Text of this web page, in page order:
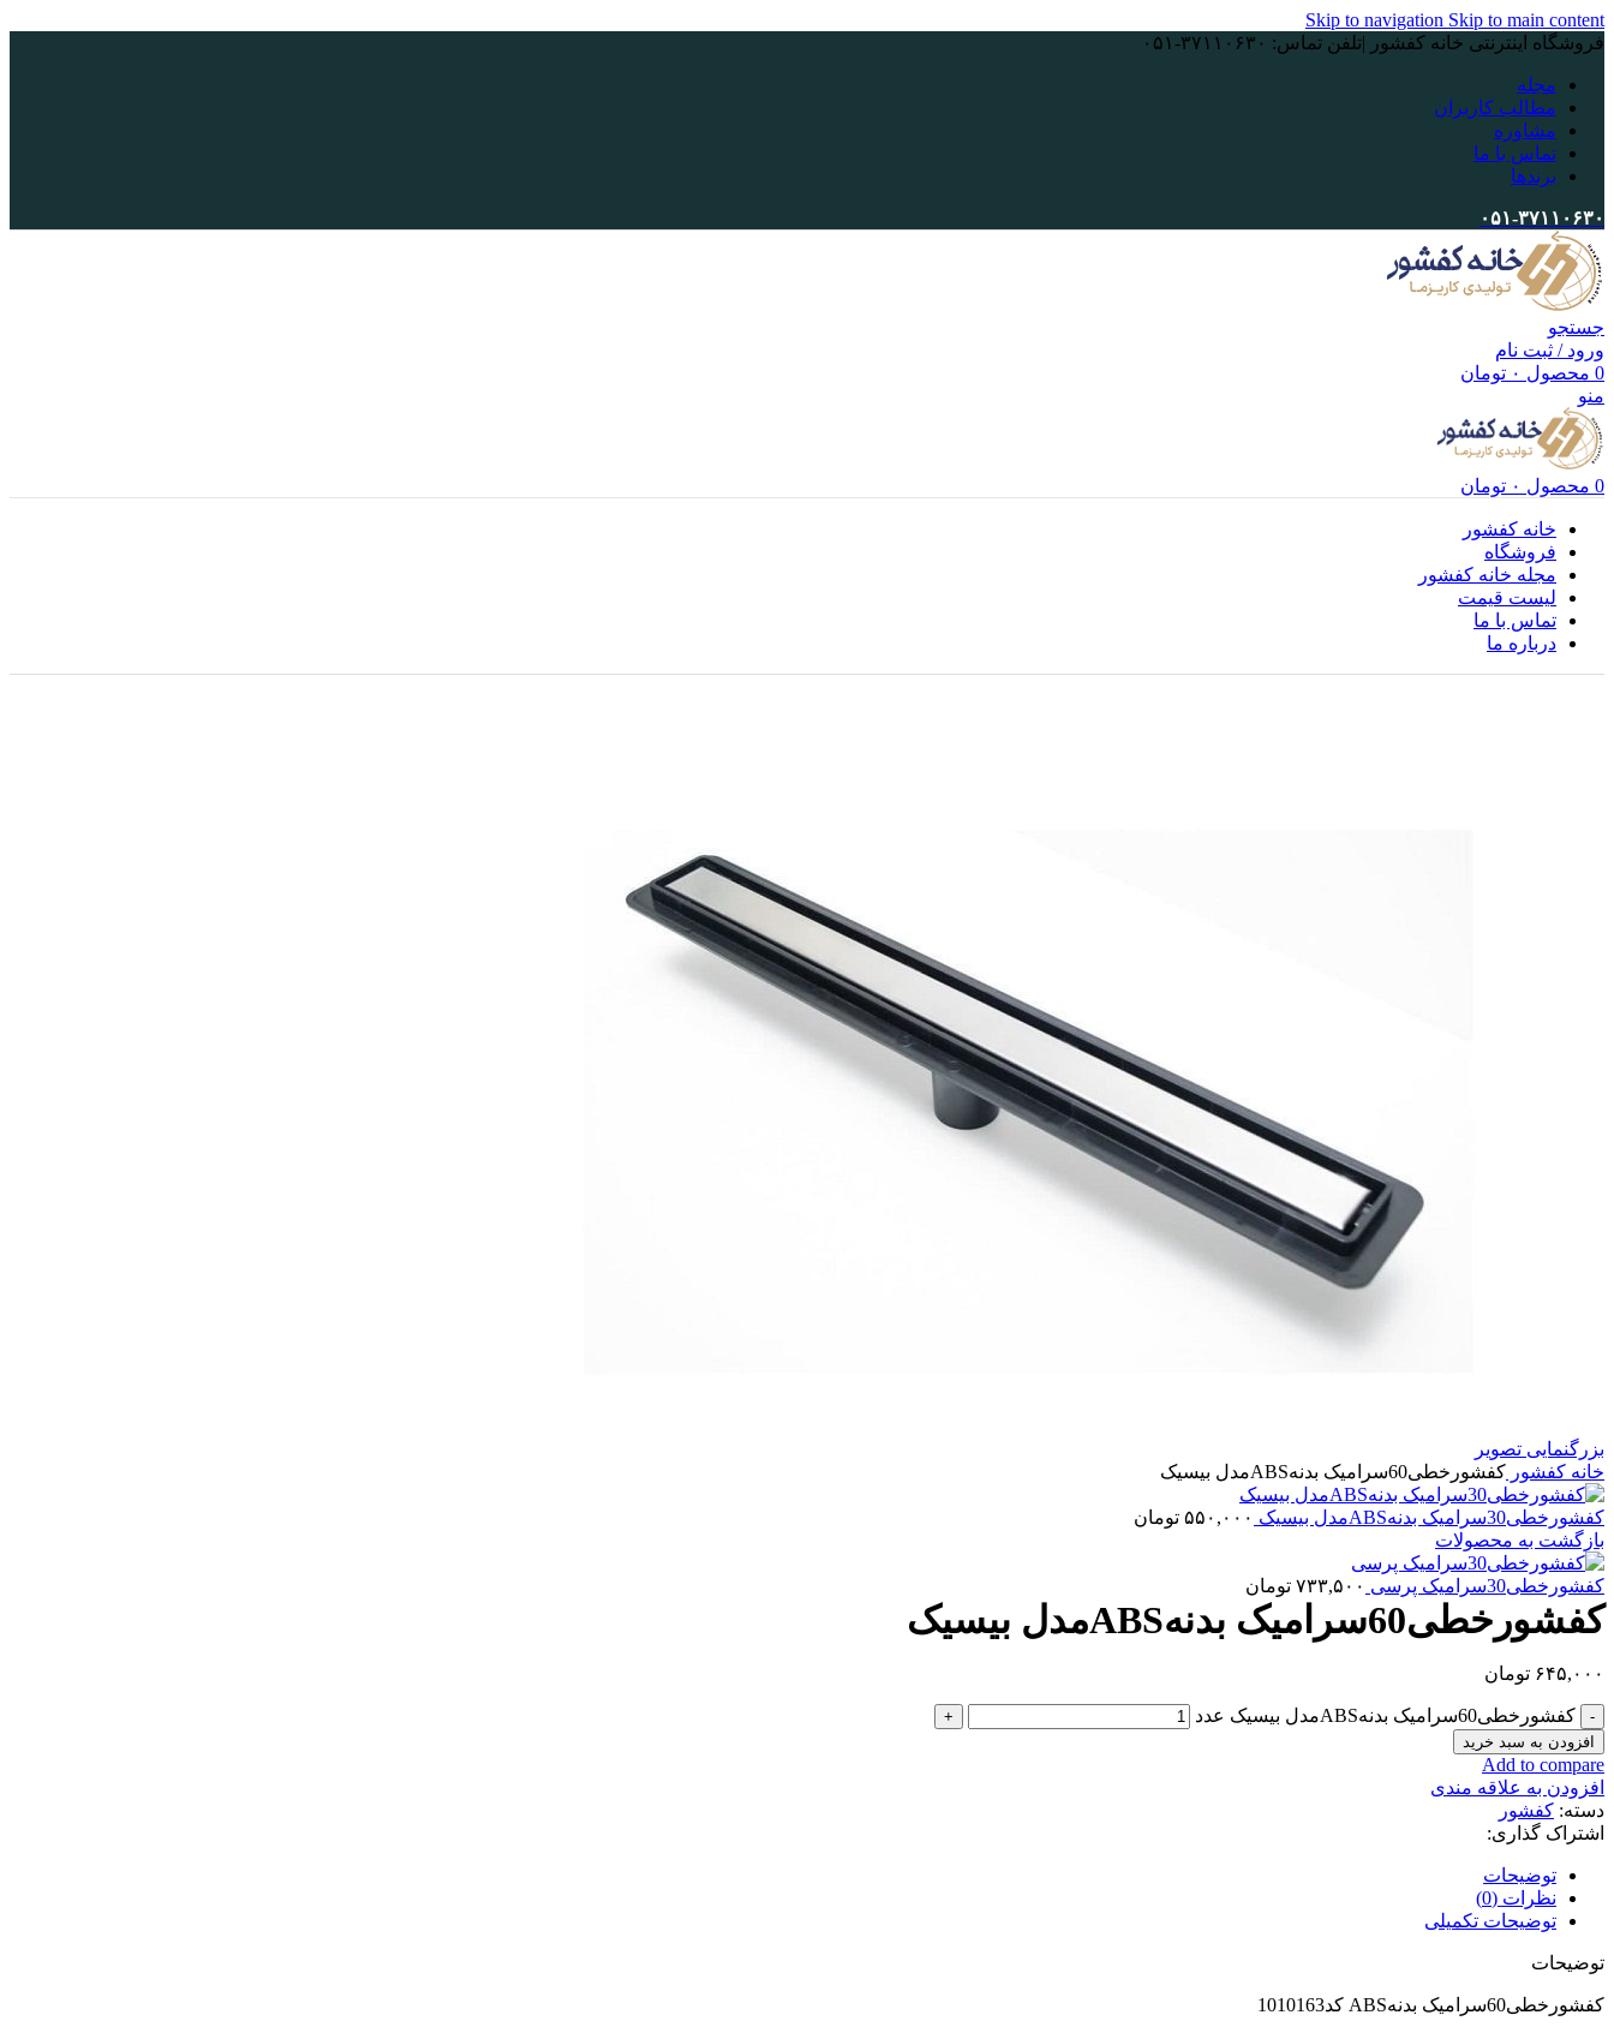
Skip to navigation Skip to main content
فروشگاه اینترنتی خانه کفشور |تلفن تماس: ۳۷۱۱۰۶۳۰-۰۵۱
مجله
مطالب کاربران
مشاوره
تماس با ما
برندها
۰۵۱-۳۷۱۱۰۶۳۰
جستجو
ورود / ثبت نام
0 محصول ۰ تومان
منو
0 محصول ۰ تومان
خانه کفشور
فروشگاه
مجله خانه کفشور
لیست قیمت
تماس با ما
درباره ما
بزرگنمایی تصویر
خانه کفشور کفشورخطی60سرامیک بدنهABSمدل بیسیک
کفشورخطی30سرامیک بدنهABSمدل بیسیک ۵۵۰,۰۰۰ تومان
بازگشت به محصولات
کفشورخطی30سرامیک پرسی ۷۳۳,۵۰۰ تومان
کفشورخطی60سرامیک بدنهABSمدل بیسیک
۶۴۵,۰۰۰ تومان
کفشورخطی60سرامیک بدنهABSمدل بیسیک عدد
افزودن به سبد خرید
Add to compare
افزودن به علاقه مندی
دسته: کفشور
اشتراک گذاری:
توضیحات
نظرات (0)
توضیحات تکمیلی
توضیحات
کفشورخطی60سرامیک بدنهABS کد1010163